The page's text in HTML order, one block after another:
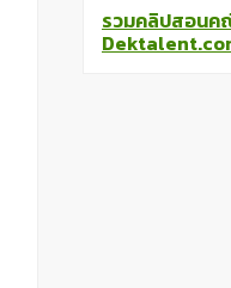
รวมคลิปสอนค